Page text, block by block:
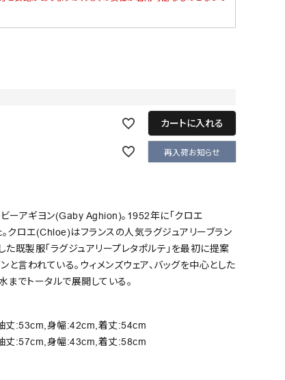
カートに入れる
再入荷お知らせ
ーアギヨン(Gaby Aghion)。1952年に「クロエ
クロエ(Chloe)はフランスの人気ラグジュアリーブラン
た既製服「ラグジュアリープレタポルテ」を最初に提案
と言われている。ウィメンズウェア、バッグを中心とした
までトータルで展開している。
丈:53cm,身幅:42cm,着丈:54cm
丈:57cm,身幅:43cm,着丈:58cm